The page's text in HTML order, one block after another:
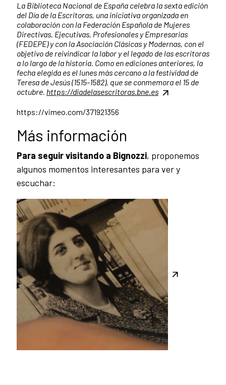
La Biblioteca Nacional de España celebra la sexta edición
del Día de la Escritoras, una iniciativa organizada en
colaboración con la Federación Española de Mujeres
Directivas, Ejecutivas, Profesionales y Empresarias
(FEDEPE) y con la Asociación Clásicas y Modernas, con el
objetivo de reivindicar la labor y el legado de las escritoras
a lo largo de la historia. Como en ediciones anteriores, la
fecha elegida es el lunes más cercano a la festividad de
Teresa de Jesús (1515-1582), que se conmemora el 15 de
octubre. https://diadelasescritoras.bne.es
https://vimeo.com/371921356
Más información
Para seguir visitando a Bignozzi, proponemos
algunos momentos interesantes para ver y
escuchar: